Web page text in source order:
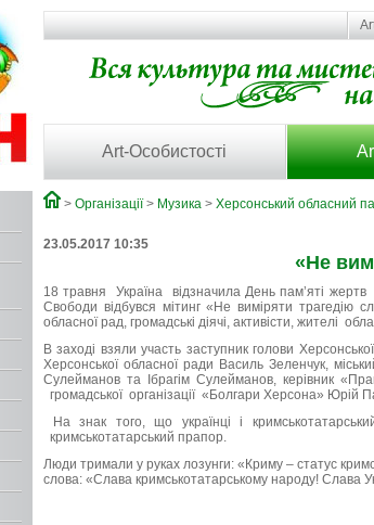
Art-Особистості
> Організації> Музика > Херсонський обласний
23.05.2017 10:35
«Не
18 травня Україна відзначила День пам’яті
Свободи відбувся мітинг «Не виміряти трагедію
обласної рад, громадські діячі, активісти, жителі
В заході взяли участь заступник голови
Херсонської обласної ради Василь Зеленчук,
Сулейманов та Ібрагім Сулейманов, керівник
громадської організації «Болгари Херсона» Юрій
На знак того, що українці і
кримськотатарський прапор.
Люди тримали у руках лозунги: «Криму – статус
слова: «Слава кримськотатарському народу! Слава